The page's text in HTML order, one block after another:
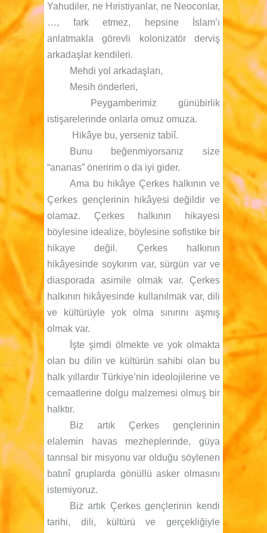
Yahudiler, ne Hıristiyanlar, ne Neoconlar,
…, fark etmez, hepsine İslam’ı
anlatmakla görevli kolonizatör derviş
arkadaşlar kendileri.
Mehdi yol arkadaşları,
Mesih önderleri,
Peygamberimiz günübirlik
istişarelerinde onlarla omuz omuza.
Hikâye bu, yerseniz tabiî.
Bunu beğenmiyorsanız size
“ananas” öneririm o da iyi gider.
Ama bu hikâye Çerkes halkının ve
Çerkes gençlerinin hikâyesi değildir ve
olamaz. Çerkes halkının hikayesi
böylesine idealize, böylesine sofistike bir
hikaye değil. Çerkes halkının
hikâyesinde soykırım var, sürgün var ve
diasporada asimile olmak var. Çerkes
halkının hikâyesinde kullanılmak var, dili
ve kültürüyle yok olma sınırını aşmış
olmak var.
İşte şimdi ölmekte ve yok olmakta
olan bu dilin ve kültürün sahibi olan bu
halk yıllardır Türkiye’nin ideolojilerine ve
cemaatlerine dolgu malzemesi olmuş bir
halktır.
Biz artık Çerkes gençlerinin
elalemin havas mezheplerinde, güya
tanrısal bir misyonu var olduğu söylenen
batınî gruplarda gönüllü asker olmasını
istemiyoruz.
Biz artık Çerkes gençlerinin kendi
tarihi, dili, kültürü ve gerçekliğiyle